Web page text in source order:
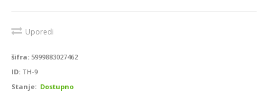
Uporedi
šifra: 5999883027462
ID: TH-9
Stanje: Dostupno